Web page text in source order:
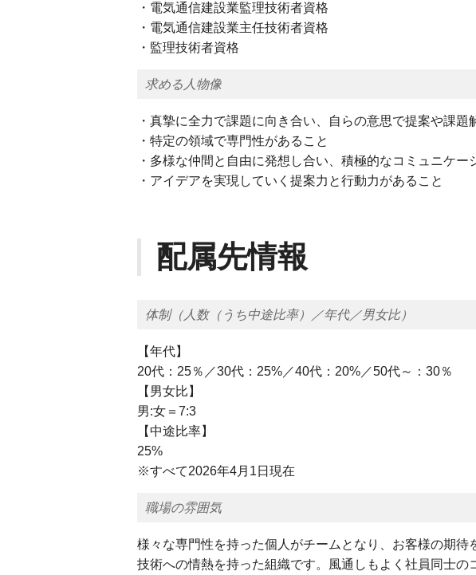
・電気通信建設業監理技術者資格
・電気通信建設業主任技術者資格
・監理技術者資格
求める人物像
・真摯に全力で課題に向き合い、自らの意思で提案や課題
・特定の領域で専門性があること
・多様な仲間と自由に発想し合い、積極的なコミュニケー
・アイデアを実現していく提案力と行動力があること
配属先情報
体制（人数（うち中途比率）／年代／男女比）
【年代】
20代：25％／30代：25%／40代：20%／50代～：30％
【男女比】
男:女＝7:3
【中途比率】
25%
※すべて2026年4月1日現在
職場の雰囲気
様々な専門性を持った個人がチームとなり、お客様の期待
技術への情熱を持った組織です。風通しもよく社員同士の